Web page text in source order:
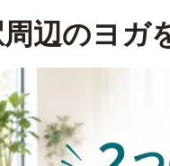
辺のヨガ